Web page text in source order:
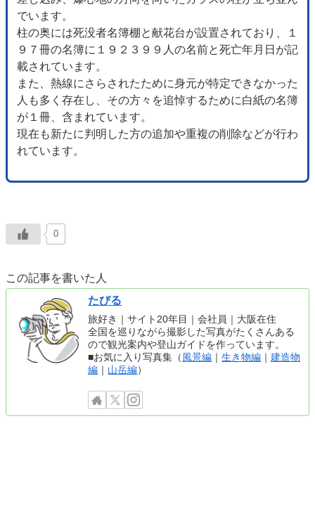
でいます。
柱の奥には死没者名簿棚と献花台が設置されており、１
９７冊の名簿に１９２３９９人の名前と死亡年月日が記
載されています。
また、熱線にさらされたために身元が特定できなかった
人も多く存在し、その方々を追悼するために白紙の名簿
が１冊、含まれています。
現在も新たに判明した方の追加や重複の削除などが行わ
れています。
0
この記事を書いた人
たびる
旅好き｜サイト20年目｜会社員｜大阪在住
全国を巡りながら撮影した写真がたくさんある
ので観光案内や登山ガイドを作っています。
■お気に入り写真集（ 風景編 ｜生き物編 ｜建造物
編 ｜ 山岳編）